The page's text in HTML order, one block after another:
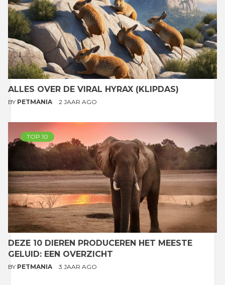
ALLES OVER DE VIRAL HYRAX (KLIPDAS)
BY PETMANIA 2 JAAR AGO
TOP 10
DEZE 10 DIEREN PRODUCEREN HET MEESTE
GELUID: EEN OVERZICHT
BY PETMANIA 3 JAAR AGO